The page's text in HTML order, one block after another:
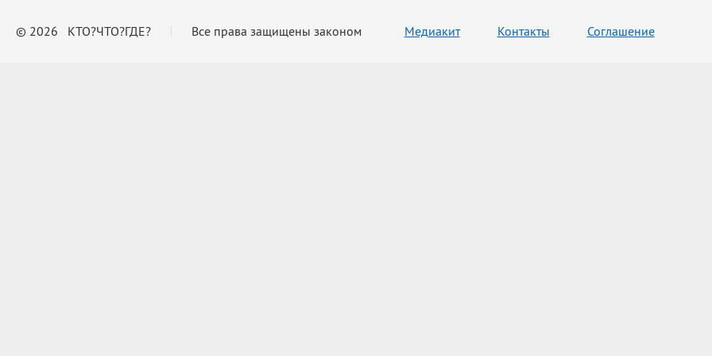
© 2026 КТО?ЧТО?ГДЕ? Все права защищены законом Медиакит Контакты Соглашение